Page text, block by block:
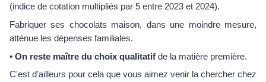
(indice de cotation multipliés par 5 entre 2023 et 2024).
Fabriquer ses chocolats maison, dans une moindre mesure,
atténue les dépenses familiales.
• On reste maître du choix qualitatif de la matière première.
C'est d'ailleurs pour cela que vous aimez venir la chercher chez